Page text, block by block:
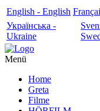
English - English
Українська -
Ukraine
Menü
Home
Greta
Filme